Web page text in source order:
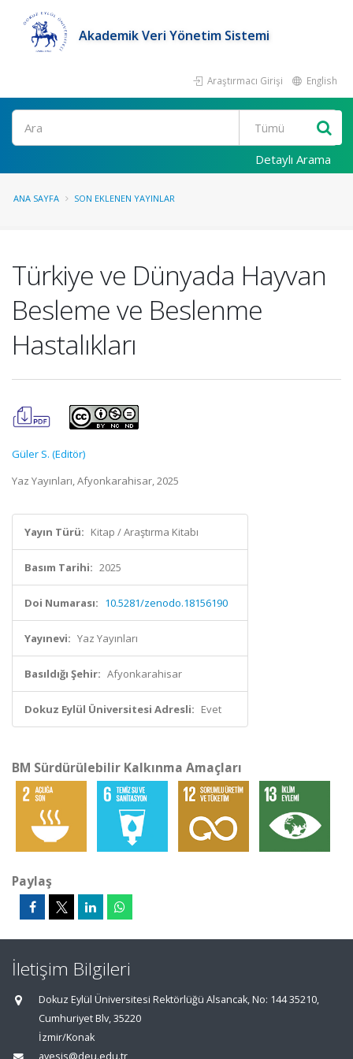
Akademik Veri Yönetim Sistemi
Araştırmacı Girişi English
Ara
Detaylı Arama
ANA SAYFA SON EKLENEN YAYINLAR
Türkiye ve Dünyada Hayvan
Besleme ve Beslenme
Hastalıkları
Güler S. (Editör)
Yaz Yayınları, Afyonkarahisar, 2025
Yayın Türü: Kitap / Araştırma Kitabı
Basım Tarihi: 2025
Doi Numarası: 10.5281/zenodo.18156190
Yayınevi: Yaz Yayınları
Basıldığı Şehir: Afyonkarahisar
Dokuz Eylül Üniversitesi Adresli: Evet
BM Sürdürülebilir Kalkınma Amaçları
Paylaş
İletişim Bilgileri
Dokuz Eylül Üniversitesi Rektörlüğü Alsancak, No: 144 35210,
Cumhuriyet Blv, 35220
İzmir/Konak
avesis@deu.edu.tr